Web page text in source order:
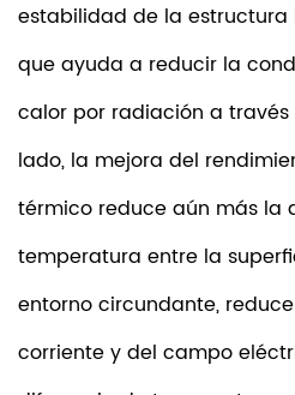
estabilidad de la
que ayuda a reducir la
calor por radiación a
lado, la mejora del
térmico reduce aún más la
temperatura entre la
entorno circundante,
corriente y del campo